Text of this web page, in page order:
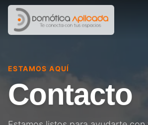
ESTAMOS AQUÍ
Contacto